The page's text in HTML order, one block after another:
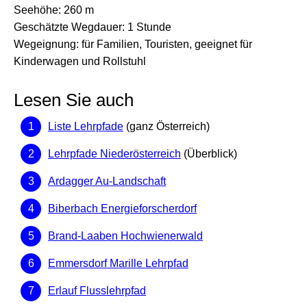
Seehöhe: 260 m
Geschätzte Wegdauer: 1 Stunde
Wegeignung: für Familien, Touristen, geeignet für
Kinderwagen und Rollstuhl
Lesen Sie auch
Liste Lehrpfade (ganz Österreich)
Lehrpfade Niederösterreich (Überblick)
Ardagger Au-Landschaft
Biberbach Energieforscherdorf
Brand-Laaben Hochwienerwald
Emmersdorf Marille Lehrpfad
Erlauf Flusslehrpfad